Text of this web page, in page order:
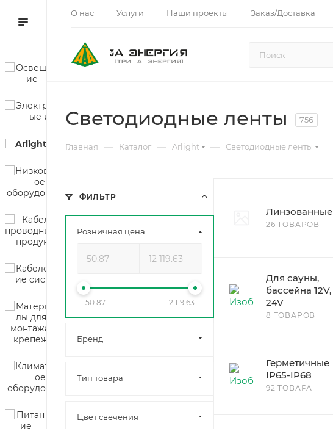
О нас Услуги Наши проекты Заказ/Доставка
Светодиодные ленты 756
Главная — Каталог — Arlight — Светодиодные ленты
Линзованные
26 ТОВАРОВ
Для сауны,
бассейна 12V,
24V
8 ТОВАРОВ
Герметичные
IP65-IP68
92 ТОВАРА
ФИЛЬТР
Розничная цена
50.87 12 119.63
Бренд
Тип товара
Цвет свечения